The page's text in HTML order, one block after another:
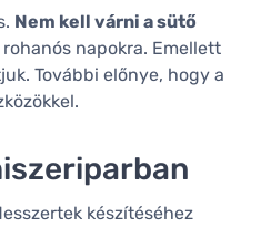
Nem kell várni a sütő
napokra. Emellett
További előnye, hogy a
készítéséhez